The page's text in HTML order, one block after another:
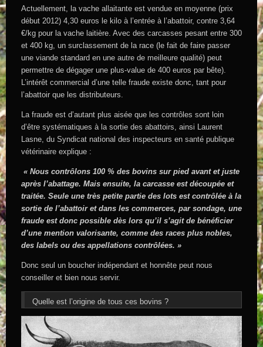
Actuellement, la vache allaitante est vendue en moyenne (prix
début 2012) 4,30 euros le kilo à l’entrée à l’abattoir, contre 3,64
€/kg pour la vache laitière. Avec des carcasses pesant entre 300
et 400 kg, un surclassement de la race (le fait de faire passer
une viande standard en une autre de meilleure qualité) peut
permettre de dégager une plus-value de 400 euros par bête).
L’intérêt commercial d’une telle fraude existe donc, tant pour
l’abattoir que les distributeurs.
La fraude est d’autant plus aisée que les contrôles sont loin
d’être systématiques à la sortie des abattoirs, ainsi Laurent
Lasne, du Syndicat national des inspecteurs en santé publique
vétérinaire explique :
« Nous contrôlons 100 % des bovins sur pied avant et juste
après l’abattage. Mais ensuite, la carcasse est découpée et
traitée. Seule une très petite partie des lots est contrôlée à la
sortie de l’abattoir et dans les commerces, par sondage, une
fraude est donc possible dès lors qu’il s’agit de bénéficier
d’une mention valorisante, comme des races plus nobles,
des labels ou des appellations contrôlées. »
Donc seul un boucher indépendant et honnête peut nous
conseiller et bien nous servir.
Quelle est l’origine de tous ces bovins ?